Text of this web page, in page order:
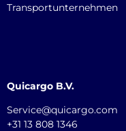
Transportunternehmen
Quicargo B.V.
Service@quicargo.com
+31 13 808 1346